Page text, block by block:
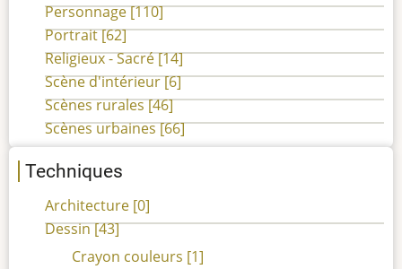
Personnage[110]
Portrait[62]
Religieux - Sacré[14]
Scène d'intérieur[6]
Scènes rurales[46]
Scènes urbaines[66]
Techniques
Architecture [0]
Dessin[43]
Crayon couleurs [1]